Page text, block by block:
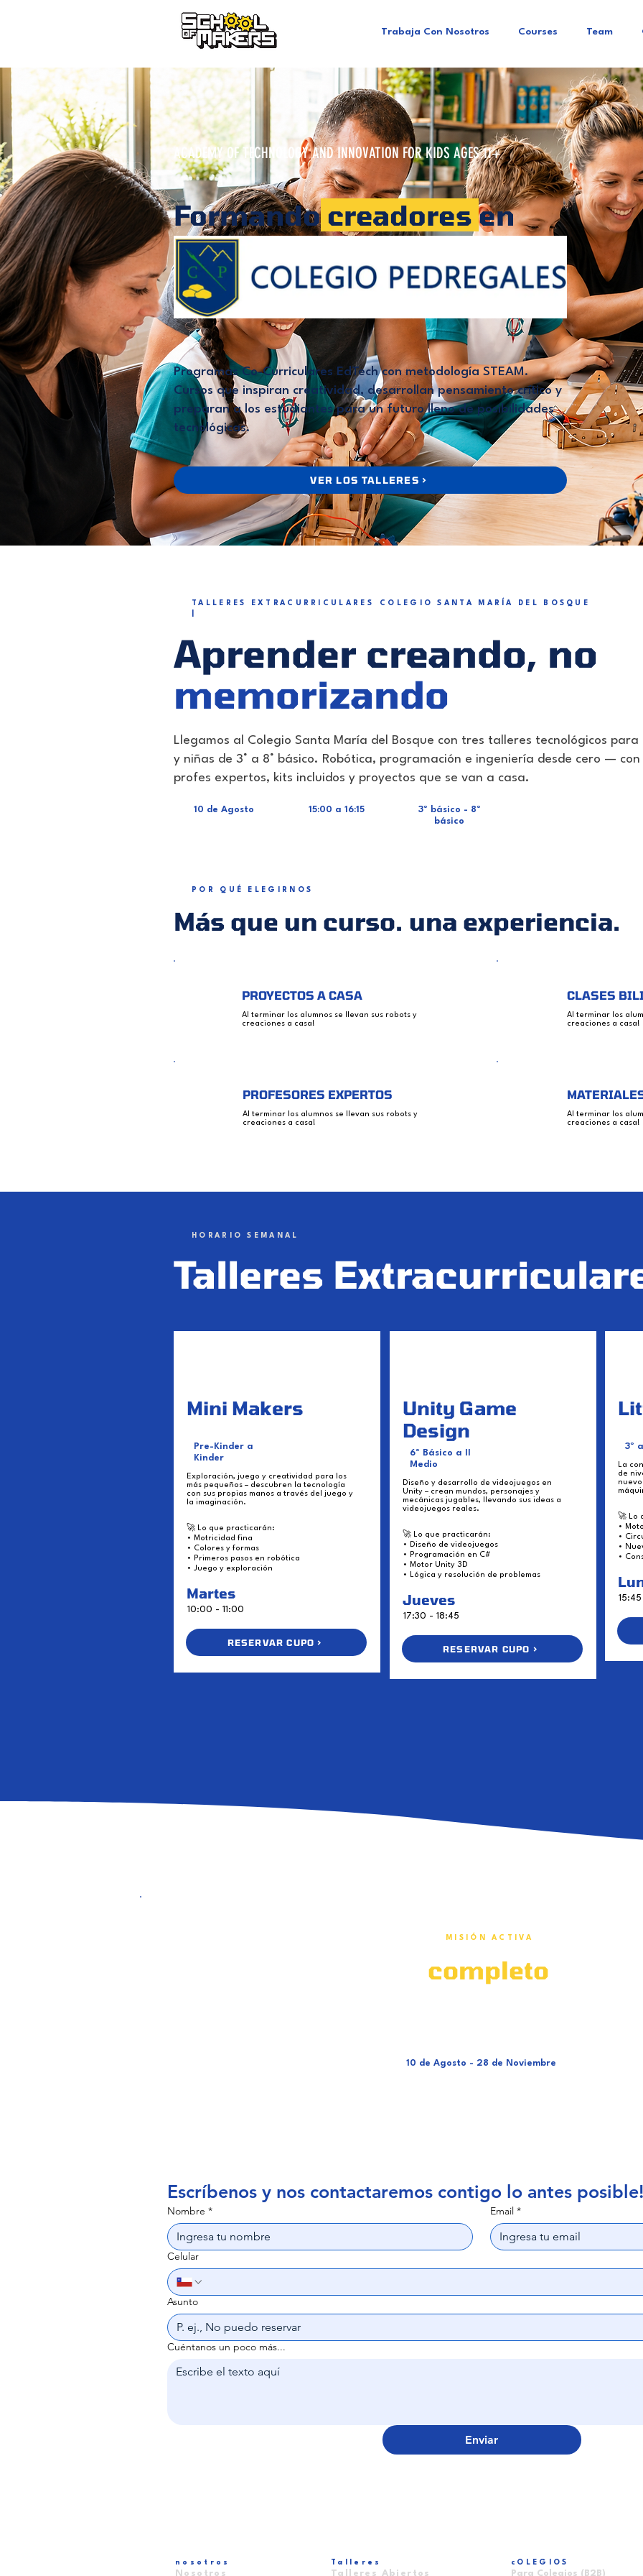
Trabaja Con Nosotros Courses Team
ACADEMY OF TECHNOLOGY AND INNOVATION FOR KIDS AGES 11+
Formando creadores en
Programas Co-Curriculares EdTech con metodología STEAM.
Cursos que inspiran creatividad, desarrollan pensamiento crítico y
preparan a los estudiantes para un futuro lleno de posibilidades
tecnológicas.
VER LOS TALLERES >
TALLERES EXTRACURRICULARES
COLEGIO SANTA MARÍA DEL BOSQUE
Aprender creando, no
memorizando
Llegamos al Colegio Santa María del Bosque con tres talleres tecnológicos para
y niñas de 3° a 8° básico. Robótica, programación e ingeniería desde cero — con
profes expertos, kits incluidos y proyectos que se van a casa.
10 de Agosto 15:00 a 16:15
3º básico - 8º
básico
POR QUÉ ELEGIRNOS
Más que un curso. una experiencia.
PROYECTOS A CASA
Al terminar los alumnos se llevan sus robots y
creaciones a casa!
CLASES
Al terminar los
creaciones a casa!
PROFESORES EXPERTOS
Al terminar los alumnos se llevan sus robots y
creaciones a casa!
Al terminar los
creaciones a casa!
HORARIO SEMANAL
Talleres
Mini Makers
Pre-Kinder a
Kinder
Exploración, juego y creatividad para los
más pequeños – descubren la tecnología
con sus propias manos a través del juego y
la imaginación.
🚀 Lo que practicarán:
• Motricidad fina
• Colores y formas
• Primeros pasos en robótica
• Juego y exploración
Martes
10:00 - 11:00
RESERVAR CUPO >
Unity Game
Design
6º Básico a II
Medio
Diseño y desarrollo de videojuegos en
Unity – crean mundos, personajes y
mecánicas jugables, llevando sus ideas a
videojuegos reales.
🚀 Lo que practicarán:
• Diseño de videojuegos
• Programación en C#
• Motor Unity 3D
• Lógica y resolución de problemas
Jueves
17:30 - 18:45
RESERVAR CUPO >
3º
La
de
🚀 Lo
•
•
•
•
MISIÓN ACTIVA
completo
10 de Agosto - 28 de Noviembre
Escríbenos y nos contactaremos contigo lo antes posible!
Nombre * Email *
Celular
Asunto
Cuéntanos un poco más...
Enviar
nosotros
Nosotros
Talleres
Talleres Abiertos
cOLEGIOS
Para Colegios (B2B)